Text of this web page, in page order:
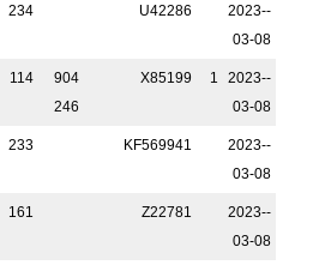
234 U42286
2023-­
03-08
114
904
246
X85199 1
2023-­
03-08
233 KF569941
2023-­
03-08
161 Z22781
2023-­
03-08